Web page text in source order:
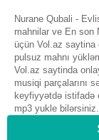
Nurane Qubali -
mahnilar ve En son
üçün Vol.az saytina
pulsuz mahnı
Vol.az saytinda
musiqi parçalarını
keyfiyyətdə istifadə
mp3 yukle bilərsiniz.